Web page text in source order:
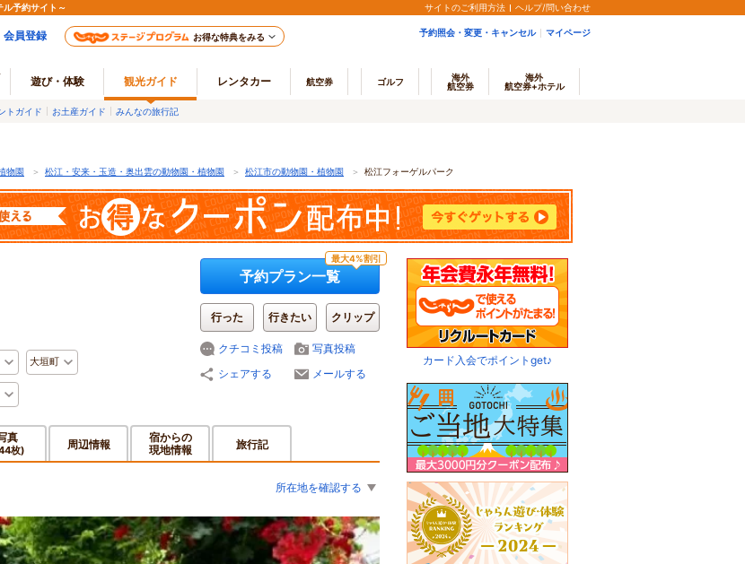
予約サイト～ サイトのご利用方法 ヘルプ/問い合わせ
会員登録 お得な特典をみる 予約照会・変更・キャンセル マイページ
遊び・体験 観光ガイド レンタカー 航空券 ゴルフ
海外
航空券
海外
航空券+ホテル
トガイド お土産ガイド みんなの旅行記
物園 ＞ 松江・安来・玉造・奥出雲の動物園・植物園 ＞ 松江市の動物園・植物園 ＞ 松江フォーゲルパーク
大垣町
最大4%割引
予約プラン一覧
行った 行きたい クリップ
クチコミ投稿
写真投稿
シェアする
メールする
真
枚) 周辺情報
宿からの
現地情報
旅行記
所在地を確認する
カード入会でポイントget♪